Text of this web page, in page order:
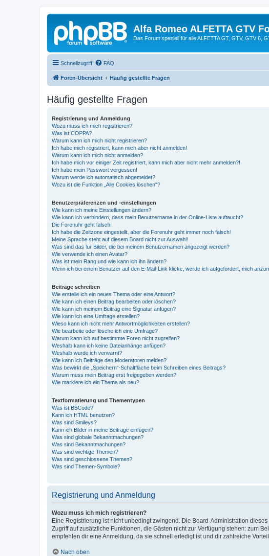
Alfa Romeo ALFETTA GTV
Das Forum speziell für alle ALFETTA GT, GTV, GTV 6,
Schnellzugriff FAQ
Foren-Übersicht Häufig gestellte Fragen
Häufig gestellte Fragen
Registrierung und Anmeldung
Wozu muss ich mich registrieren?
Was ist COPPA?
Warum kann ich mich nicht registrieren?
Ich habe mich registriert, kann mich aber nicht anmelden!
Warum kann ich mich nicht anmelden?
Ich habe mich vor einiger Zeit registriert, kann mich aber nicht mehr anmelden?!
Ich habe mein Passwort vergessen!
Warum werde ich automatisch abgemeldet?
Wozu ist die Funktion „Alle Cookies löschen“?
Benutzerpräferenzen und -einstellungen
Wie kann ich meine Einstellungen ändern?
Wie kann ich verhindern, dass mein Benutzername in der Online-Liste auftaucht?
Die Forenuhr geht falsch!
Ich habe die Zeitzone eingestellt, aber die Forenuhr geht immer noch falsch!
Meine Sprache steht auf diesem Board nicht zur Auswahl!
Was sind das für Bilder, die bei meinem Benutzernamen angezeigt werden?
Wie verwende ich einen Avatar?
Was ist mein Rang und wie kann ich ihn ändern?
Wenn ich bei einem Benutzer auf den E-Mail-Link klicke, werde ich aufgefordert, mich
Beiträge schreiben
Wie erstelle ich ein neues Thema oder eine Antwort?
Wie kann ich einen Beitrag bearbeiten oder löschen?
Wie kann ich meinem Beitrag eine Signatur anfügen?
Wie kann ich eine Umfrage erstellen?
Wieso kann ich nicht mehr Antwortmöglichkeiten erstellen?
Wie bearbeite oder lösche ich eine Umfrage?
Warum kann ich auf bestimmte Foren nicht zugreifen?
Weshalb kann ich keine Dateianhänge anfügen?
Weshalb wurde ich verwarnt?
Wie kann ich Beiträge den Moderatoren melden?
Was bewirkt die „Speichern“-Schaltfläche beim Schreiben eines Beitrags?
Warum muss mein Beitrag erst freigegeben werden?
Wie markiere ich ein Thema als neu?
Textformatierung und Thementypen
Was ist BBCode?
Kann ich HTML benutzen?
Was sind Smileys?
Kann ich Bilder in meine Beiträge einfügen?
Was sind globale Bekanntmachungen?
Was sind Bekanntmachungen?
Was sind wichtige Themen?
Was sind geschlossene Themen?
Was sind Themen-Symbole?
Registrierung und Anmeldung
Wozu muss ich mich registrieren?
Eine Registrierung ist nicht unbedingt zwingend. Die Board-Administration
Zugriff auf zusätzliche Funktionen, die Gästen nicht zur Verfügung stehen: zum
empfehlen dir eine Anmeldung, da sie schnell erledigt ist und dir zahlreiche
Nach oben